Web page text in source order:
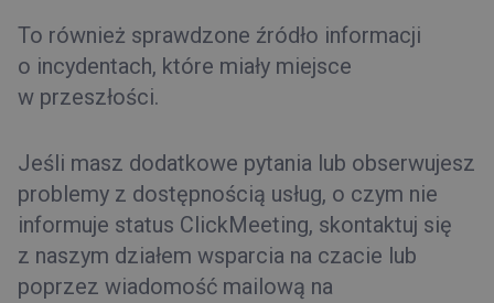
To również sprawdzone źródło informacji
o incydentach, które miały miejsce
w przeszłości.
Jeśli masz dodatkowe pytania lub obserwujesz
problemy z dostępnością usług, o czym nie
informuje status ClickMeeting, skontaktuj się
z naszym działem wsparcia na czacie lub
poprzez wiadomość mailową na